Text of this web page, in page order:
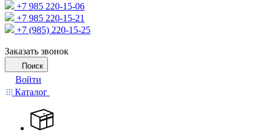
+7 985 220-15-06
+7 985 220-15-21
+7 (985) 220-15-25
Заказать звонок
Поиск
Войти
Каталог